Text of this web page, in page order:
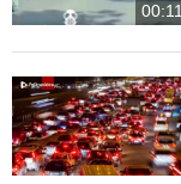
00:11